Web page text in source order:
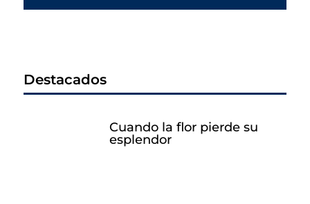
Destacados
Cuando la flor pierde su
esplendor